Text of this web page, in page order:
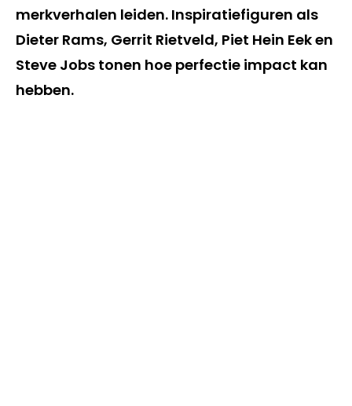
merkverhalen leiden. Inspiratiefiguren als
Dieter Rams, Gerrit Rietveld, Piet Hein Eek en
Steve Jobs tonen hoe perfectie impact kan
hebben.